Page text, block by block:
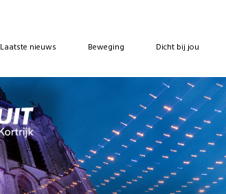
Laatste nieuws Beweging Dicht bij jou